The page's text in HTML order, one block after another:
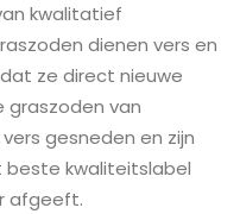
kwalitatief
dienen vers en
ze direct nieuwe
graszoden van
gesneden en zijn
beste kwaliteitslabel
afgeeft.